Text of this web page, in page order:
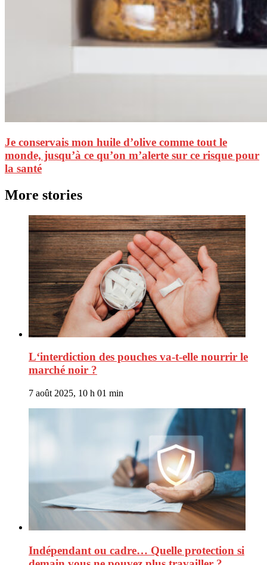
Je conservais mon huile d’olive comme tout le
monde, jusqu’à ce qu’on m’alerte sur ce risque pour
la santé
More stories
L‘interdiction des pouches va-t-elle nourrir le
marché noir ?
7 août 2025, 10 h 01 min
Indépendant ou cadre… Quelle protection si